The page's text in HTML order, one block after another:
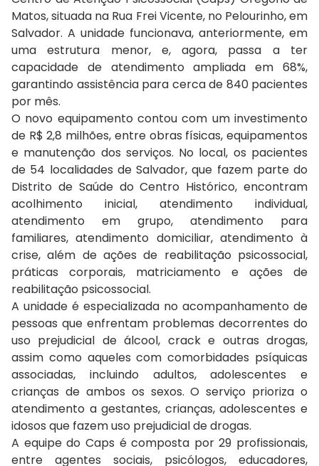
Matos, situada na Rua Frei Vicente, no Pelourinho, em
Salvador. A unidade funcionava, anteriormente, em
uma estrutura menor, e, agora, passa a ter
capacidade de atendimento ampliada em 68%,
garantindo assistência para cerca de 840 pacientes
por mês.
O novo equipamento contou com um investimento
de R$ 2,8 milhões, entre obras físicas, equipamentos
e manutenção dos serviços. No local, os pacientes
de 54 localidades de Salvador, que fazem parte do
Distrito de Saúde do Centro Histórico, encontram
acolhimento inicial, atendimento individual,
atendimento em grupo, atendimento para
familiares, atendimento domiciliar, atendimento à
crise, além de ações de reabilitação psicossocial,
práticas corporais, matriciamento e ações de
reabilitação psicossocial.
A unidade é especializada no acompanhamento de
pessoas que enfrentam problemas decorrentes do
uso prejudicial de álcool, crack e outras drogas,
assim como aqueles com comorbidades psíquicas
associadas, incluindo adultos, adolescentes e
crianças de ambos os sexos. O serviço prioriza o
atendimento a gestantes, crianças, adolescentes e
idosos que fazem uso prejudicial de drogas.
A equipe do Caps é composta por 29 profissionais,
entre agentes sociais, psicólogos, educadores,